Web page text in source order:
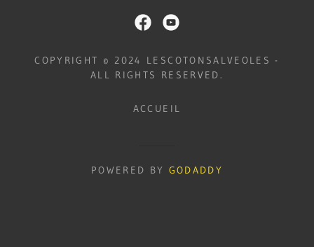
COPYRIGHT © 2024 LESCOTONSALVEOLES -
ALL RIGHTS RESERVED.
ACCUEIL
POWERED BY GODADDY